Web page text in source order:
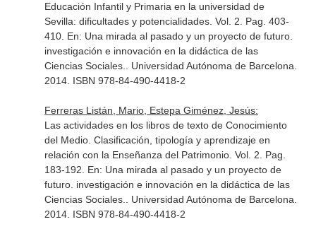
Educación Infantil y Primaria en la universidad de
Sevilla: dificultades y potencialidades. Vol. 2. Pag. 403-
410. En: Una mirada al pasado y un proyecto de futuro.
investigación e innovación en la didáctica de las
Ciencias Sociales.
. Universidad Autónoma de Barcelona.
2014. ISBN 978-84-490-4418-2
Ferreras Listán, Mario, Estepa Giménez, Jesús:
Las actividades en los libros de texto de Conocimiento
del Medio. Clasificación, tipología y aprendizaje en
relación con la Enseñanza del Patrimonio. Vol. 2. Pag.
183-192. En: Una mirada al pasado y un proyecto de
futuro. investigación e innovación en la didáctica de las
Ciencias Sociales.
. Universidad Autónoma de Barcelona.
2014. ISBN 978-84-490-4418-2